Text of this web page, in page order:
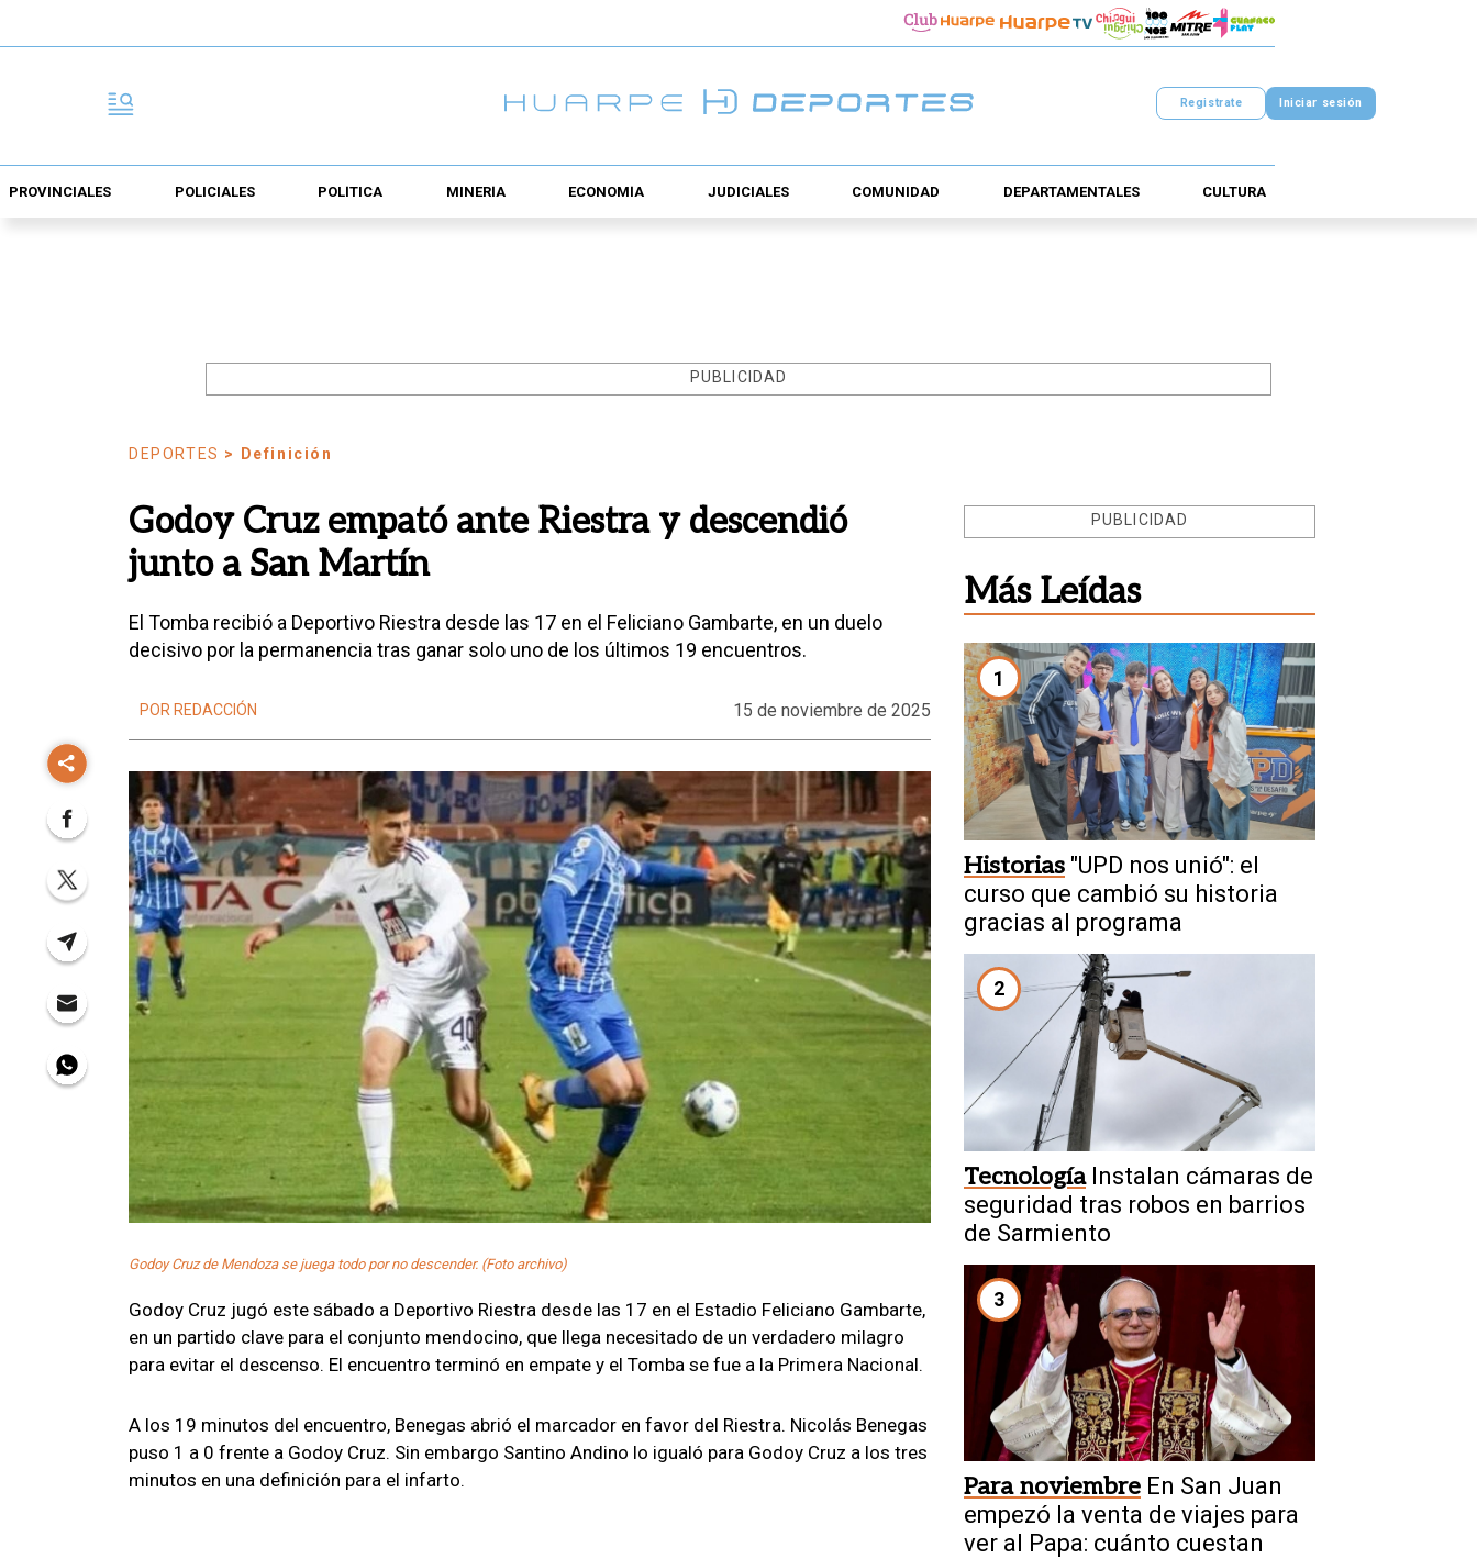
Registrate Iniciar sesión
PROVINCIALES POLICIALES POLÍTICA MINERÍA ECONOMÍA JUDICIALES COMUNIDAD DEPARTAMENTALES CULTURA
PUBLICIDAD
DEPORTES > Definición
Godoy Cruz empató ante Riestra y descendió
junto a San Martín
El Tomba recibió a Deportivo Riestra desde las 17 en el Feliciano Gambarte, en un duelo
decisivo por la permanencia tras ganar solo uno de los últimos 19 encuentros.
POR REDACCIÓN 15 de noviembre de 2025
Godoy Cruz de Mendoza se juega todo por no descender. (Foto archivo)
Godoy Cruz jugó este sábado a Deportivo Riestra desde las 17 en el Estadio Feliciano Gambarte,
en un partido clave para el conjunto mendocino, que llega necesitado de un verdadero milagro
para evitar el descenso. El encuentro terminó en empate y el Tomba se fue a la Primera Nacional.
A los 19 minutos del encuentro, Benegas abrió el marcador en favor del Riestra. Nicolás Benegas
puso 1 a 0 frente a Godoy Cruz. Sin embargo Santino Andino lo igualó para Godoy Cruz a los tres
minutos en una definición para el infarto.
PUBLICIDAD
Más Leídas
1
Historias "UPD nos unió": el
curso que cambió su historia
gracias al programa
2
Tecnología Instalan cámaras de
seguridad tras robos en barrios
de Sarmiento
3
Para noviembre En San Juan
empezó la venta de viajes para
ver al Papa: cuánto cuestan